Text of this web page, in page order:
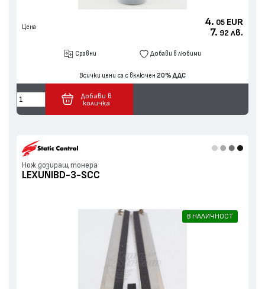
Цена 4. 05 EUR
7. 92 лв.
Сравни Добави в любими
Всички цени са с включен 20% ДДС
Добави в
количка
Нож дозиращ тонера
LEXUNIBD-3-SCC
В НАЛИЧНОСТ